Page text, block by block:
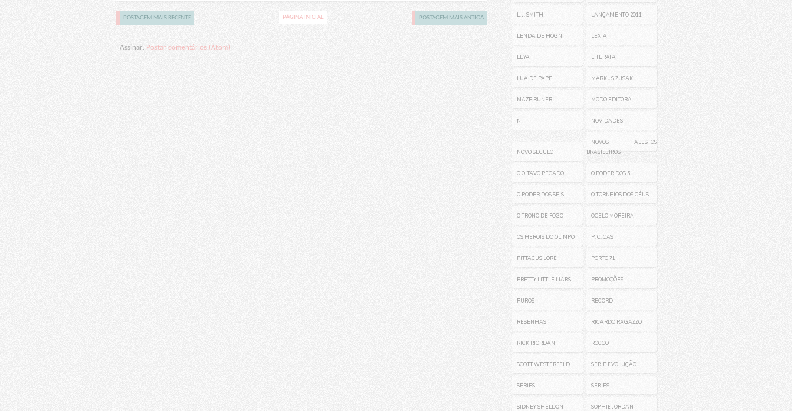
POSTAGEM MAIS RECENTE POSTAGEM MAIS ANTIGA
PÁGINA INICIAL
Assinar: Postar comentários (Atom)
L. J. SMITH LANÇAMENTO 2011
LENDA DE HÖGNI LEXIA
LEYA LITERATA
LUA DE PAPEL MARKUS ZUSAK
MAZE RUNER MODO EDITORA
N NOVIDADES
NOVO SECULO
NOVOS TALESTOS
BRASILEIROS
O OITAVO PECADO O PODER DOS 5
O PODER DOS SEIS O TORNEIOS DOS CÉUS
O TRONO DE FOGO OCELO MOREIRA
OS HEROIS DO OLIMPO P. C. CAST
PITTACUS LORE PORTO 71
PRETTY LITTLE LIARS PROMOÇÕES
PUROS RECORD
RESENHAS RICARDO RAGAZZO
RICK RIORDAN ROCCO
SCOTT WESTERFELD SERIE EVOLUÇÃO
SERIES SÉRIES
SIDNEY SHELDON SOPHIE JORDAN